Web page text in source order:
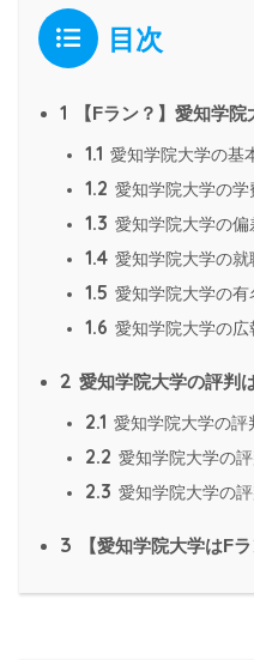
目次
1 【Fラン？】愛知学
1.1 愛知学院大学の基
1.2 愛知学院大学の学
1.3 愛知学院大学の偏
1.4 愛知学院大学の就
1.5 愛知学院大学の有
1.6 愛知学院大学の広
2 愛知学院大学の評判
2.1 愛知学院大学の
2.2 愛知学院大学の
2.3 愛知学院大学の
3 【愛知学院大学はF